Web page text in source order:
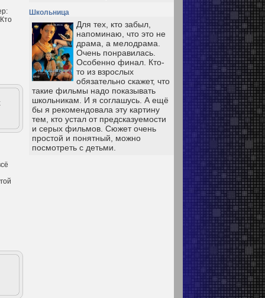
Школьница
Для тех, кто забыл,
напоминаю, что это не
драма, а мелодрама.
Очень понравилась.
Особенно финал. Кто-
то из взрослых
обязательно скажет, что
такие фильмы надо показывать
школьникам. И я соглашусь. А ещё
бы я рекомендовала эту картину
тем, кто устал от предсказуемости
и серых фильмов. Сюжет очень
простой и понятный, можно
посмотреть с детьми.